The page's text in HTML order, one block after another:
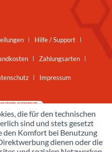
Hilfe / Support
Zahlungsarten
Impressum
die für den technischen
sind und stets gesetzt
den Komfort bei Benutzung
dienen oder die